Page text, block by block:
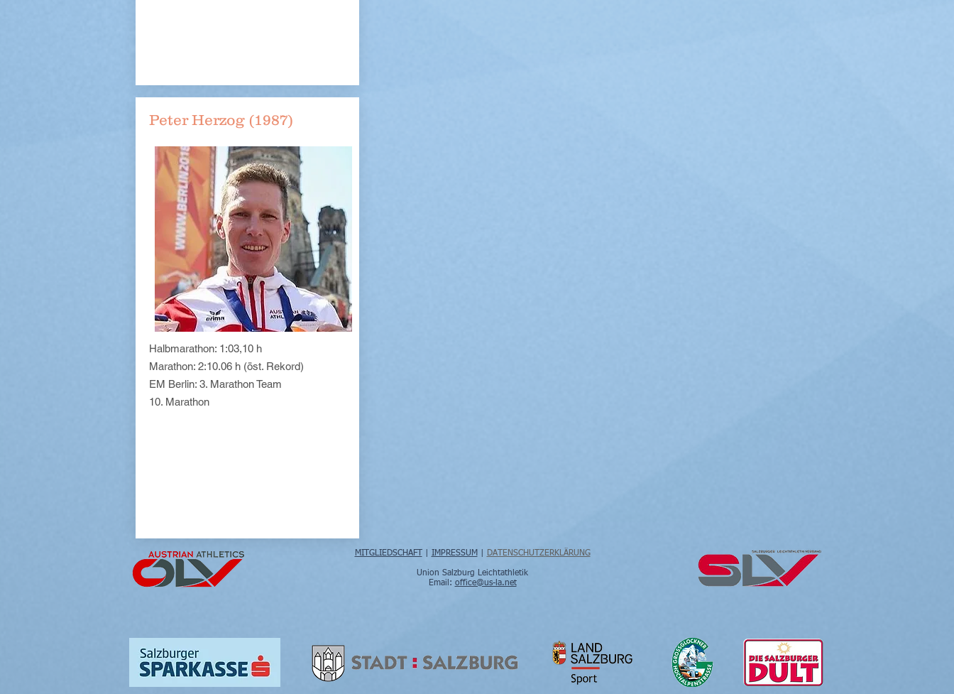
Peter Herzog (1987)
Halbmarathon: 1:03,10 h
Marathon: 2:10.06 h (öst. Rekord)
EM Berlin: 3. Marathon Team
10. Marathon
MITGLIEDSCHAFT IMPRESSUM DATENSCHUTZERKLÄRUNG
Union Salzburg Leichtathletik
Email: office@us-la.net